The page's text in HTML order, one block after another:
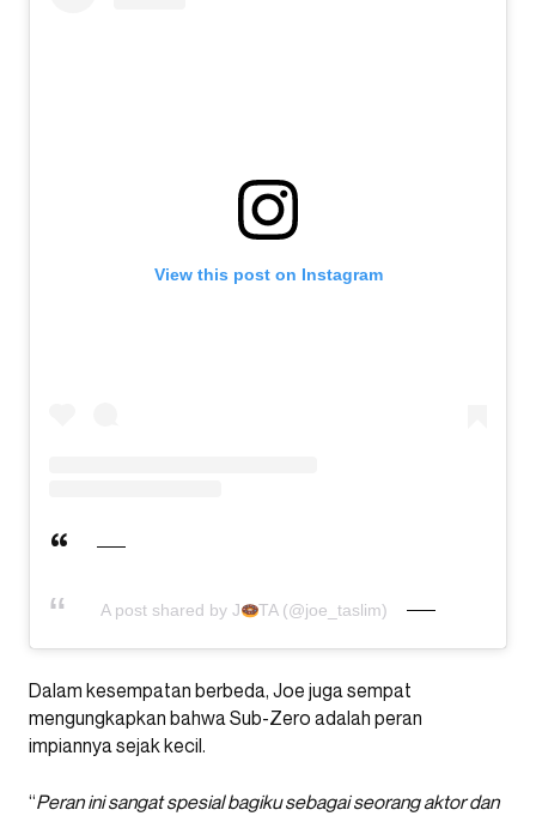
View this post on Instagram
A post shared by J TA (@joe_taslim)
Dalam kesempatan berbeda, Joe juga sempat
mengungkapkan bahwa Sub-Zero adalah peran
impiannya sejak kecil.
“Peran ini sangat spesial bagiku sebagai seorang aktor dan